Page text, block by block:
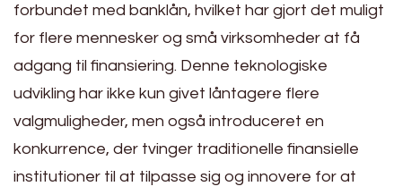
forbundet med banklån, hvilket har gjort det muligt
for flere mennesker og små virksomheder at få
adgang til finansiering. Denne teknologiske
udvikling har ikke kun givet låntagere flere
valgmuligheder, men også introduceret en
konkurrence, der tvinger traditionelle finansielle
institutioner til at tilpasse sig og innovere for at